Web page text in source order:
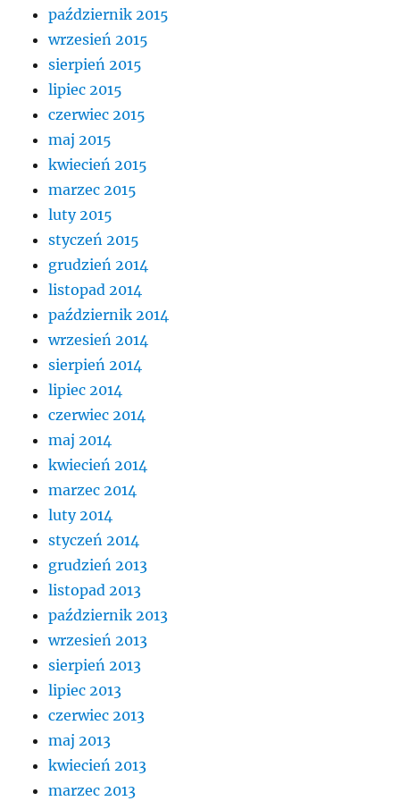
październik 2015
wrzesień 2015
sierpień 2015
lipiec 2015
czerwiec 2015
maj 2015
kwiecień 2015
marzec 2015
luty 2015
styczeń 2015
grudzień 2014
listopad 2014
październik 2014
wrzesień 2014
sierpień 2014
lipiec 2014
czerwiec 2014
maj 2014
kwiecień 2014
marzec 2014
luty 2014
styczeń 2014
grudzień 2013
listopad 2013
październik 2013
wrzesień 2013
sierpień 2013
lipiec 2013
czerwiec 2013
maj 2013
kwiecień 2013
marzec 2013